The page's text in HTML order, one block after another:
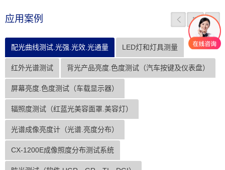
应用案例
配光曲线测试.光强.光效.光通量 LED灯和灯具测量
红外光谱测试 背光产品亮度.色度测试（汽车按键及仪表盘）
屏幕亮度.色度测试（车载显示器）
辐照度测试（红蓝光美容面罩.美容灯）
光谱成像亮度计（光谱.亮度分布）
CX-1200E成像照度分布测试系统